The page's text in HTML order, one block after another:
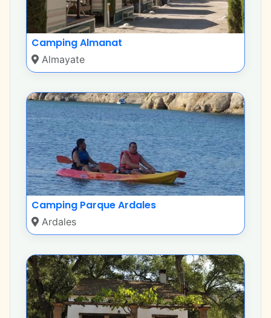
Camping Almanat
Almayate
Camping Parque Ardales
Ardales